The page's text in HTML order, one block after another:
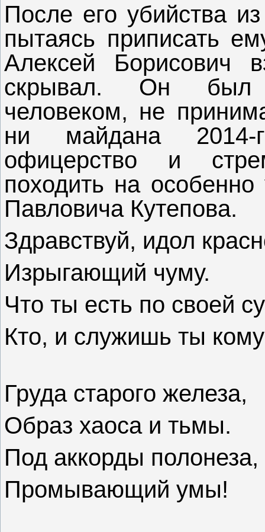
После его убийства
пытаясь приписать
Алексей Борисович
скрывал. Он был
человеком, не
ни майдана 2014-
офицерство и
походить на
Павловича Кутепова.
Здравствуй, идол
Изрыгающий чуму.
Что ты есть по своей
Кто, и служишь ты
Груда старого железа,
Образ хаоса и тьмы.
Под аккорды полонеза,
Промывающий умы!